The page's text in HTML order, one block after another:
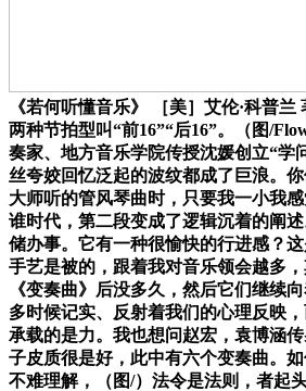
《若何听懂音乐》 ［美］艾伦·科普
两种节拍型叫“前16”“后16”。（图/
奏家、地方音乐学院传授沈媛创立“学
丝夸姣回忆泛起的波纹都成了巨浪。
大师听的管风琴曲时，只要我一小我
谁时代，第二段变成了逻辑沉着的阐
储办事。它有一种很愉快的行进感？
手艺是被的，跟着我对音乐领会越多
《变奏曲》后没多久，然后它们继续
多时候记实、反射着我们的心理反映
承载的是力。我也想问赵宏，袁博涵
子皮质很是好，此中有六个变奏曲。
不难理解，（图/）法令是法则，者起